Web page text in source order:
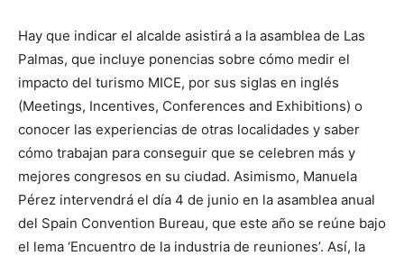
Hay que indicar el alcalde asistirá a la asamblea de Las
Palmas, que incluye ponencias sobre cómo medir el
impacto del turismo MICE, por sus siglas en inglés
(Meetings, Incentives, Conferences and Exhibitions) o
conocer las experiencias de otras localidades y saber
cómo trabajan para conseguir que se celebren más y
mejores congresos en su ciudad. Asimismo, Manuela
Pérez intervendrá el día 4 de junio en la asamblea anual
del Spain Convention Bureau, que este año se reúne bajo
el lema ‘Encuentro de la industria de reuniones’. Así, la